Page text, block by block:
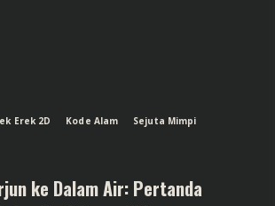
Erek 2D Kode Alam
Sejuta Mimpi
ke Dalam Air: Pertanda